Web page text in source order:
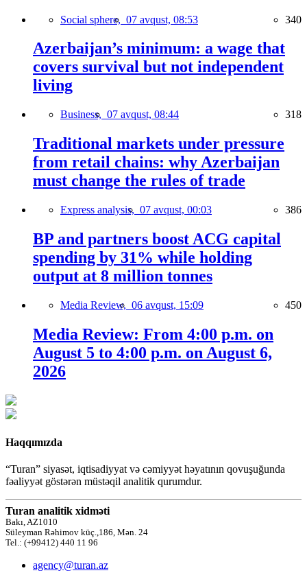
Social sphere, 07 avqust, 08:53 340
Azerbaijan’s minimum: a wage that
covers survival but not independent
living
Business, 07 avqust, 08:44 318
Traditional markets under pressure
from retail chains: why Azerbaijan
must change the rules of trade
Express analysis, 07 avqust, 00:03 386
BP and partners boost ACG capital
spending by 31% while holding
output at 8 million tonnes
Media Review, 06 avqust, 15:09 450
Media Review: From 4:00 p.m. on
August 5 to 4:00 p.m. on August 6,
2026
Haqqımızda
“Turan” siyasət, iqtisadiyyat və cəmiyyət həyatının qovuşuğunda
fəaliyyət göstərən müstəqil analitik qurumdur.
Turan analitik xidməti
Bakı, AZ1010
Süleyman Rəhimov küç.,186, Mən. 24
Tel.: (+99412) 440 11 96
agency@turan.az